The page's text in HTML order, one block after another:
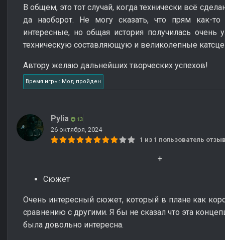
В общем, это тот случай, когда технически всё
да наоборот. Не могу сказать, что прям как-
интересные, но общая история получилась
техническую составляющую и великолепные
Автору желаю дальнейших творческих успехов!
Время игры: Мод пройден
Pylia 13
26 октября, 2024
1 из 1 пользователь
+
Сюжет
Очень интересный сюжет, который в плане как
сравнению с другими. Я бы не сказал что эта
была довольно интересна.